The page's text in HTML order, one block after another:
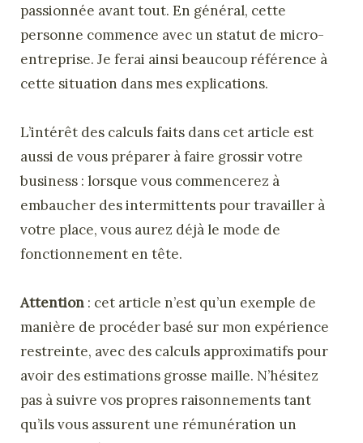
passionnée avant tout. En général, cette
personne commence avec un statut de micro-
entreprise. Je ferai ainsi beaucoup référence à
cette situation dans mes explications.
L’intérêt des calculs faits dans cet article est
aussi de vous préparer à faire grossir votre
business : lorsque vous commencerez à
embaucher des intermittents pour travailler à
votre place, vous aurez déjà le mode de
fonctionnement en tête.
Attention : cet article n’est qu’un exemple de
manière de procéder basé sur mon expérience
restreinte, avec des calculs approximatifs pour
avoir des estimations grosse maille. N’hésitez
pas à suivre vos propres raisonnements tant
qu’ils vous assurent une rémunération un